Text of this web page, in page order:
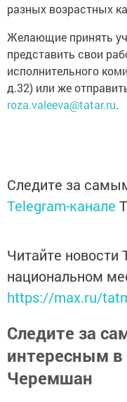
разных возрастных
Желающие принять
представить свои
исполнительного
д.32) или же
roza.valeeva@tatar.ru.
Следите за
Telegram-канале
Читайте новости
национальном
https://max.ru/
Следите за
интересным в
Черемшан